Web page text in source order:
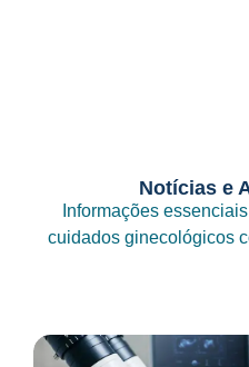
Notícias e
Informações
cuidados ginecológicos